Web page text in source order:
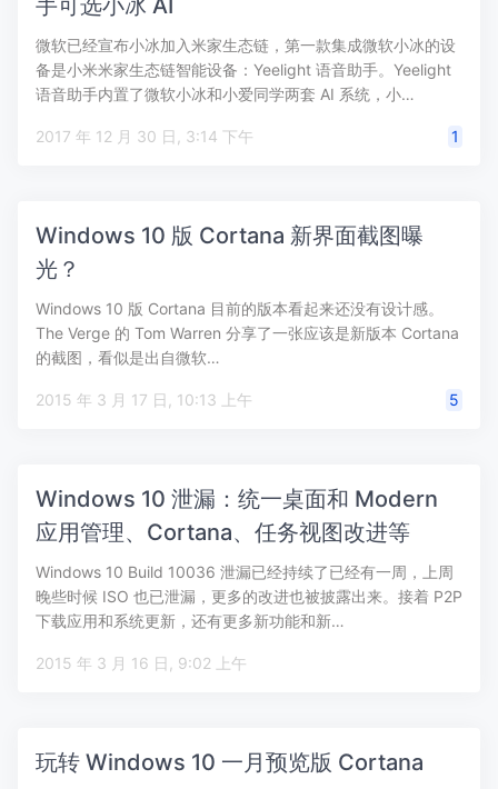
微软已经宣布小冰加入米家生态链，第一款集成微软小冰的设
备是小米米家生态链智能设备：Yeelight 语音助手。Yeelight
语音助手内置了微软小冰和小爱同学两套 AI 系统，小…
2017 年 12 月 30 日, 3:14 下午 1
Windows 10 版 Cortana 新界面截图曝
光？
Windows 10 版 Cortana 目前的版本看起来还没有设计感。
The Verge 的 Tom Warren 分享了一张应该是新版本 Cortana
的截图，看似是出自微软…
2015 年 3 月 17 日, 10:13 上午 5
Windows 10 泄漏：统一桌面和 Modern
应用管理、Cortana、任务视图改进等
Windows 10 Build 10036 泄漏已经持续了已经有一周，上周
晚些时候 ISO 也已泄漏，更多的改进也被披露出来。接着 P2P
下载应用和系统更新，还有更多新功能和新…
2015 年 3 月 16 日, 9:02 上午
玩转 Windows 10 一月预览版 Cortana